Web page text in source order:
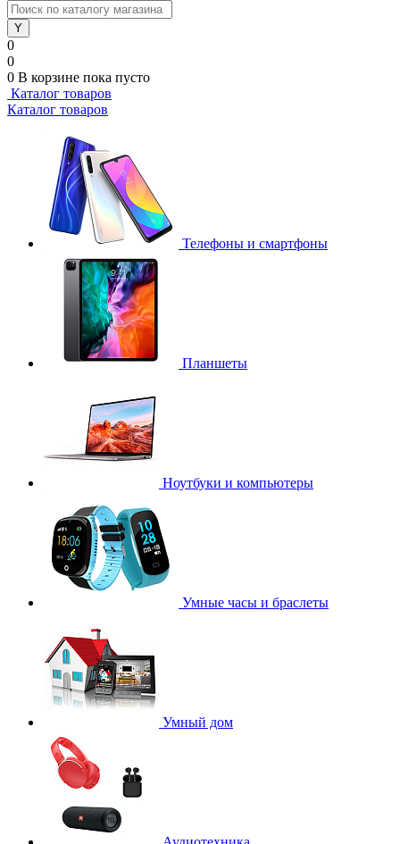
0
0
0 В корзине пока пусто
Каталог товаров
Каталог товаров
Телефоны и смартфоны
Планшеты
Ноутбуки и компьютеры
Умные часы и браслеты
Умный дом